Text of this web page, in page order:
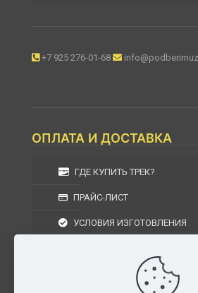
+7 925 276-01-68
ОПЛАТА И ДОСТАВКА
ГДЕ КУПИТЬ ТРЕК?
ПРАЙС-ЛИСТ
УСЛОВИЯ ИЗГОТОВЛЕНИЯ
УСЛОВИЯ ВОЗВРАТА